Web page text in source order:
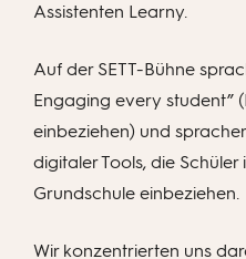
Assistenten Learny.
Auf der SETT-Bühne
Engaging every student”
einbeziehen) und
digitaler Tools, die
Grundschule einbeziehen.
Wir konzentrierten uns